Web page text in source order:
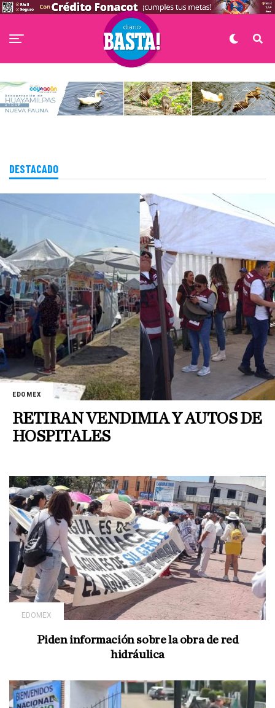
DESTACADO
EDOMEX
RETIRAN VENDIMIA Y AUTOS DE
HOSPITALES
EDOMEX
Piden información sobre la obra de red
hidráulica